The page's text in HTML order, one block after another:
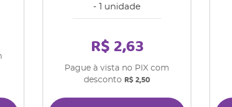
- 1 unidade
R$ 2,63
Pague à vista no PIX com
desconto R$ 2,50